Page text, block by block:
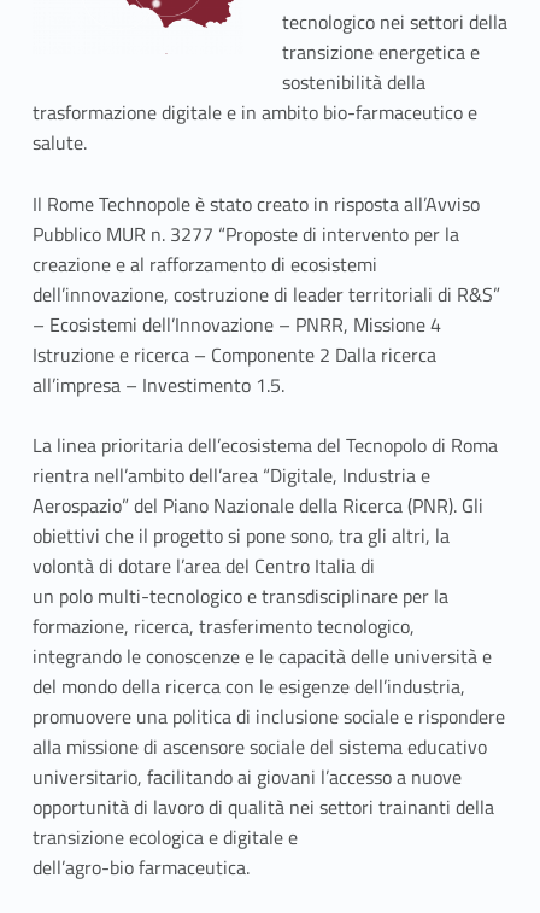
tecnologico nei settori della
transizione energetica e
sostenibilità della
trasformazione digitale e in ambito bio-farmaceutico e
salute.
Il Rome Technopole è stato creato in risposta all’Avviso
Pubblico MUR n. 3277 “Proposte di intervento per la
creazione e al rafforzamento di ecosistemi
dell’innovazione, costruzione di leader territoriali di R&S”
– Ecosistemi dell’Innovazione – PNRR, Missione 4
Istruzione e ricerca – Componente 2 Dalla ricerca
all’impresa – Investimento 1.5.
La linea prioritaria dell’ecosistema del Tecnopolo di Roma
rientra nell’ambito dell’area “Digitale, Industria e
Aerospazio” del Piano Nazionale della Ricerca (PNR). Gli
obiettivi che il progetto si pone sono, tra gli altri, la
volontà di dotare l’area del Centro Italia di
un polo multi-tecnologico e transdisciplinare per la
formazione, ricerca, trasferimento tecnologico,
integrando le conoscenze e le capacità delle università e
del mondo della ricerca con le esigenze dell’industria,
promuovere una politica di inclusione sociale e rispondere
alla missione di ascensore sociale del sistema educativo
universitario, facilitando ai giovani l’accesso a nuove
opportunità di lavoro di qualità nei settori trainanti della
transizione ecologica e digitale e
dell’agro-bio farmaceutica.